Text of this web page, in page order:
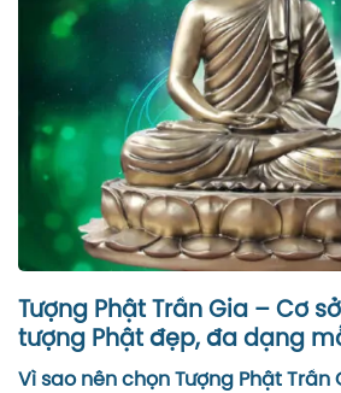
Tượng Phật Trần Gia – Cơ
tượng Phật đẹp, đa dạng
Vì sao nên chọn Tượng Phật Trần